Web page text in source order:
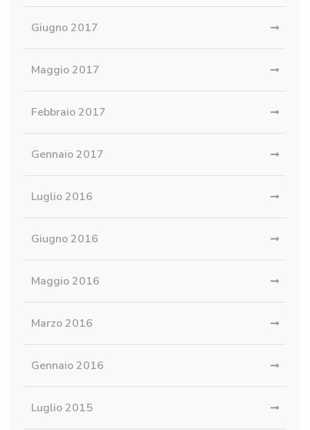
Giugno 2017
Maggio 2017
Febbraio 2017
Gennaio 2017
Luglio 2016
Giugno 2016
Maggio 2016
Marzo 2016
Gennaio 2016
Luglio 2015